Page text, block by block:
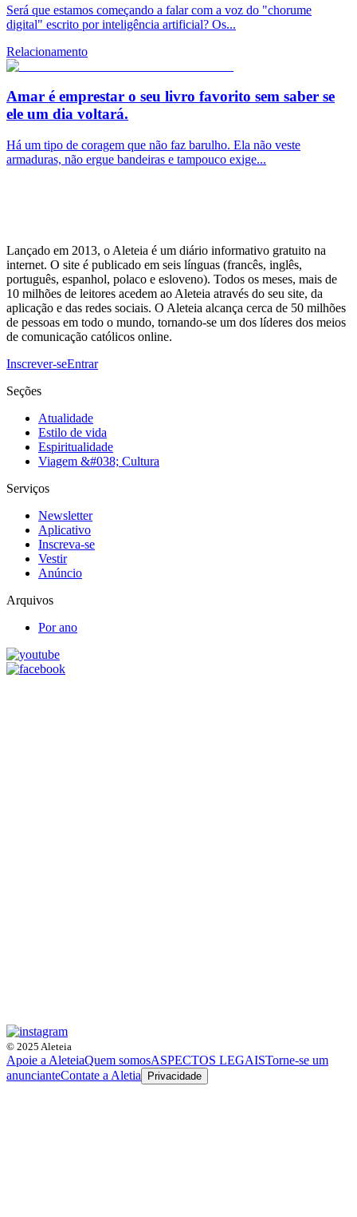
Será que estamos começando a falar com a voz do "chorume
digital" escrito por inteligência artificial? Os...
Relacionamento
Amar é emprestar o seu livro favorito sem saber se
ele um dia voltará.
Há um tipo de coragem que não faz barulho. Ela não veste
armaduras, não ergue bandeiras e tampouco exige...
Lançado em 2013, o Aleteia é um diário informativo gratuito na
internet. O site é publicado em seis línguas (francês, inglês,
português, espanhol, polaco e esloveno). Todos os meses, mais de
10 milhões de leitores acedem ao Aleteia através do seu site, da
aplicação e das redes sociais. O Aleteia alcança cerca de 50 milhões
de pessoas em todo o mundo, tornando-se um dos líderes dos meios
de comunicação católicos online.
Inscrever-seEntrar
Seções
Atualidade
Estilo de vida
Espiritualidade
Viagem &#038; Cultura
Serviços
Newsletter
Aplicativo
Inscreva-se
Vestir
Anúncio
Arquivos
Por ano
© 2025 Aleteia
Apoie a AleteiaQuem somosASPECTOS LEGAISTorne-se um
anuncianteContate a Aletia Privacidade